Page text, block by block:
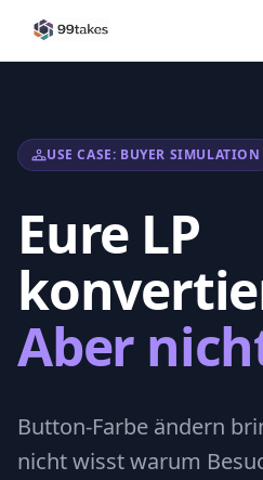
USE CASE: BUYER SIMULATION
Eure LP
Aber
Button-Farbe ändern
nicht wisst warum